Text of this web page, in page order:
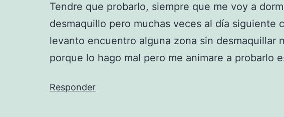
Tendre que probarlo, siempre que me voy a
desmaquillo pero muchas veces al día siguiente
levanto encuentro alguna zona sin desmaquillar
porque lo hago mal pero me animare a probarlo
Responder